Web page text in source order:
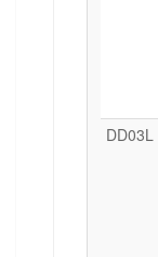
DD03L